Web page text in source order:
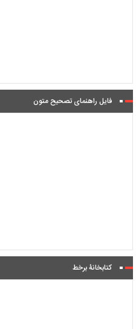
فایل راهنمای تصحیح متون
کتابخانۀ برخط